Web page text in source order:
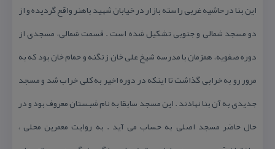
این بنا در حاشیه غربی راسته بازار در خیابان شهید باهنر واقع گردیده و از
دو مسجد شمالی و جنوبی تشكیل شده است . قسمت شمالی، مسجدی از
دوره صفویه، همزمان با مدرسه شیخ علی خان زنگنه و حمام خان بود كه به
مرور رو به خرابی گذاشت تا اینكه در دوره اخیر به كلی خراب شد و مسجد
جدیدی به آن بنا نهادند . این مسجد سابقا به نام شبستان معروف بود و در
حال حاضر مسجد اصلی به حساب می آید . به روایت معمرین محلی ،